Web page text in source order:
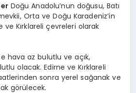
Doğu Anadolu’nun doğusu, Batı
Orta ve Doğu Karadeniz’in
ve Kırklareli çevreleri olarak
hava az bulutlu ve açık,
olacak. Edirne ve Kırklareli
sonra yerel sağanak ve
görülecek.